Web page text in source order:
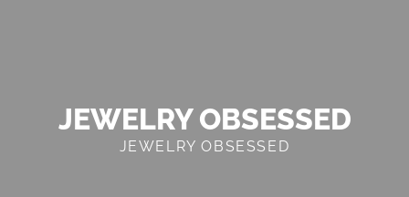
JEWELRY OBSESSED
JEWELRY OBSESSED